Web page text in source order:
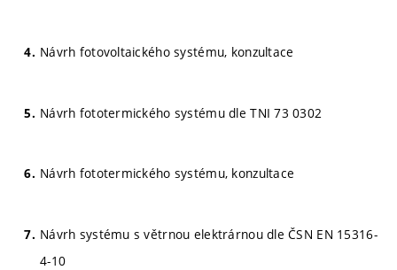
Návrh fotovoltaického systému, konzultace
Návrh fototermického systému dle TNI 73 0302
Návrh fototermického systému, konzultace
Návrh systému s větrnou elektrárnou dle ČSN EN 15316-
4-10